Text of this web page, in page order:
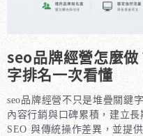
seo品牌經營怎麼
字排名一次看懂
seo品牌經營不只是堆疊關鍵
內容行銷與口碑累積，建立
SEO 與傳統操作差異，並提